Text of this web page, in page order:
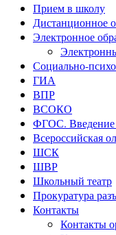
Прием в школу
Дистанционное
Электронное
Социально-
ГИА
ВПР
ВСОКО
ФГОС.
Всероссийская
ШСК
ШВР
Школьный театр
Прокуратура
Контакты
Контакты